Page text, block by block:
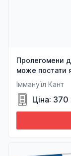
Пролегомени
може постати
Іммануїл Кант
Ціна: 370